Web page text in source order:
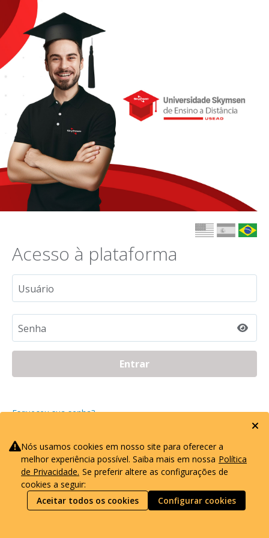
Metalúrgica
Acesso à plataforma
Usuário
Senha
Entrar
Esqueceu sua senha?
Validar Certificado
Copyright ©Metalúrgica Skymsen
Nós usamos cookies em nosso site para oferecer a
melhor experiência possível. Saiba mais em nossa Política
de Privacidade. Se preferir altere as configurações de
cookies a seguir:
Aceitar todos os cookies
Configurar cookies